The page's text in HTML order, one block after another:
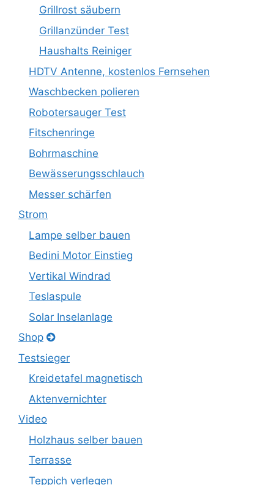
Grillrost säubern
Grillanzünder Test
Haushalts Reiniger
HDTV Antenne, kostenlos Fernsehen
Waschbecken polieren
Robotersauger Test
Fitschenringe
Bohrmaschine
Bewässerungsschlauch
Messer schärfen
Strom
Lampe selber bauen
Bedini Motor Einstieg
Vertikal Windrad
Teslaspule
Solar Inselanlage
Shop
Testsieger
Kreidetafel magnetisch
Aktenvernichter
Video
Holzhaus selber bauen
Terrasse
Teppich verlegen